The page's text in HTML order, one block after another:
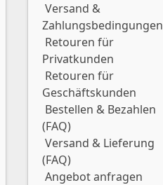
Versand &
Zahlungsbedingungen
Retouren für
Privatkunden
Retouren für
Geschäftskunden
Bestellen & Bezahlen
(FAQ)
Versand & Lieferung
(FAQ)
Angebot anfragen